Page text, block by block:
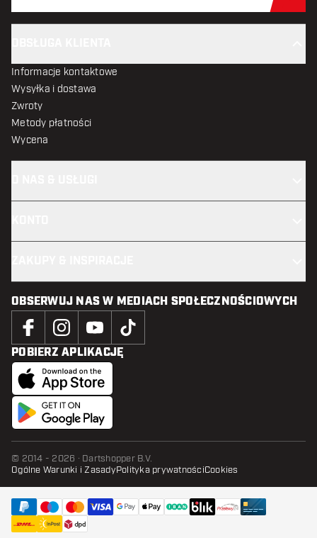
Informacje kontaktowe
Wysyłka i dostawa
Zwroty
Metody płatności
Wycena
OBSERWUJ NAS W MEDIACH SPOŁECZNOŚCIOWYCH
POBIERZ APLIKACJĘ
© 2014 - 2026 · Dartshopper B.V.
Ogólne Warunki i ZasadyPolityka prywatnościCookies